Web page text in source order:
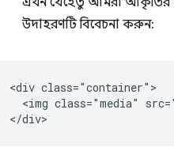
উদাহরণটি বিবেচনা করুন:
<div class="container">
<img class="media"